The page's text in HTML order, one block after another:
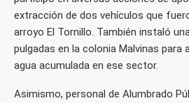
extracción de dos vehículos que
arroyo El Tornillo. También instaló
pulgadas en la colonia Malvinas para
agua acumulada en ese sector.
Asimismo, personal de Alumbrado